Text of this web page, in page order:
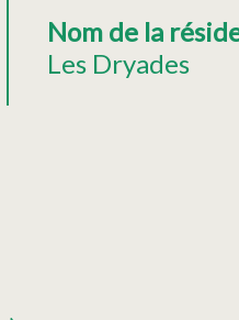
Nom de la
Les Dryades